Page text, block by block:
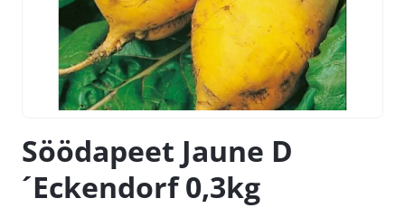
Söödapeet Jaune D
´Eckendorf 0,3kg